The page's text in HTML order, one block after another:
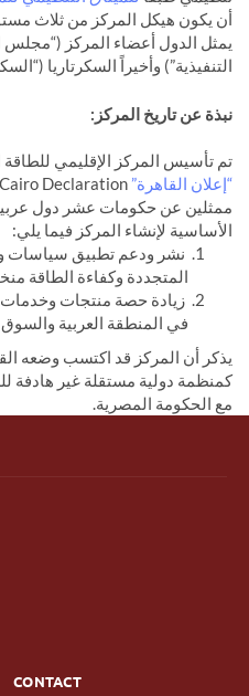
أن يكون هيكل المركز من ثلاث
يمثل الدول أعضاء المركز (“مجلس
التنفيذية”) وأخيراً السكرتاريا
نبذة عن تاريخ المركز:
تم تأسيس المركز الإقليمي للطاقة
“إعلان القاهرة”
ممثلين عن حكومات عشر دول
الأساسية لإنشاء المركز فيما يلي:
نشر ودعم تطبيق سياسات
المتجددة وكفاءة الطاقة
زيادة حصة منتجات وخدمات
في المنطقة العربية والسوق
كمنظمة دولية مستقلة غير هادفة
مع الحكومة المصرية.
CONTACT